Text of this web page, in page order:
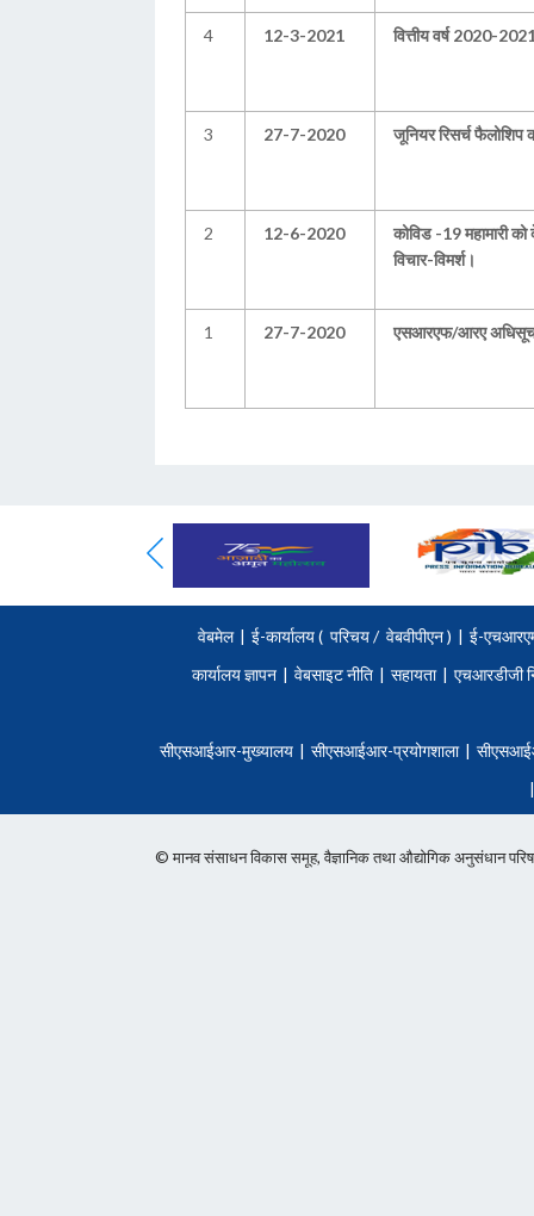
4 12-3-2021 वित्तीय वर्ष 2020-
3 27-7-2020 जूनियर रिसर्च फैलोशिप
2 12-6-2020
कोविड -19 महामारी
विचार-विमर्श।
1 27-7-2020 एसआरएफ/आरए
वेबमेल | ई-कार्यालय ( परिचय/ वेबवीपीएन ) | ई-
कार्यालय ज्ञापन | वेबसाइट नीति | सहायता | एचआरडीजी
सीएसआईआर-मुख्यालय | सीएसआईआर-प्रयोगशाला |
© मानव संसाधन विकास समूह, वैज्ञानिक तथा औद्योगिक अनुसंधान